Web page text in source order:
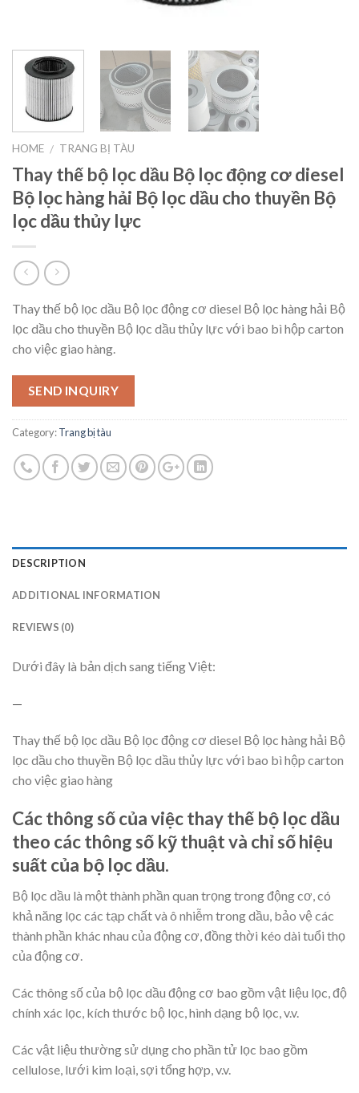
HOME / TRANG BỊ TÀU
Thay thế bộ lọc dầu Bộ lọc động cơ diesel
Bộ lọc hàng hải Bộ lọc dầu cho thuyền Bộ
lọc dầu thủy lực
Thay thế bộ lọc dầu Bộ lọc động cơ diesel Bộ lọc hàng hải Bộ
lọc dầu cho thuyền Bộ lọc dầu thủy lực với bao bì hộp carton
cho việc giao hàng.
SEND INQUIRY
Category:Trang bị tàu
DESCRIPTION
ADDITIONAL INFORMATION
REVIEWS (0)
Dưới đây là bản dịch sang tiếng Việt:
—
Thay thế bộ lọc dầu Bộ lọc động cơ diesel Bộ lọc hàng hải Bộ
lọc dầu cho thuyền Bộ lọc dầu thủy lực với bao bì hộp carton
cho việc giao hàng
Các thông số của việc thay thế bộ lọc dầu
theo các thông số kỹ thuật và chỉ số hiệu
suất của bộ lọc dầu.
Bộ lọc dầu là một thành phần quan trọng trong động cơ, có
khả năng lọc các tạp chất và ô nhiễm trong dầu, bảo vệ các
thành phần khác nhau của động cơ, đồng thời kéo dài tuổi thọ
của động cơ.
Các thông số của bộ lọc dầu động cơ bao gồm vật liệu lọc, độ
chính xác lọc, kích thước bộ lọc, hình dạng bộ lọc, v.v.
Các vật liệu thường sử dụng cho phần tử lọc bao gồm
cellulose, lưới kim loại, sợi tổng hợp, v.v.